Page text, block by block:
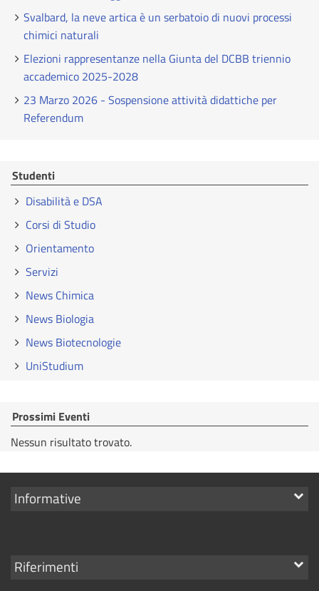
Svalbard, la neve artica è un serbatoio di nuovi processi
chimici naturali
Elezioni rappresentanze nella Giunta del DCBB triennio
accademico 2025-2028
23 Marzo 2026 - Sospensione attività didattiche per
Referendum
Studenti
Disabilità e DSA
Corsi di Studio
Orientamento
Servizi
News Chimica
News Biologia
News Biotecnologie
UniStudium
Prossimi Eventi
Nessun risultato trovato.
Mostra
Informative
Mostra
Riferimenti